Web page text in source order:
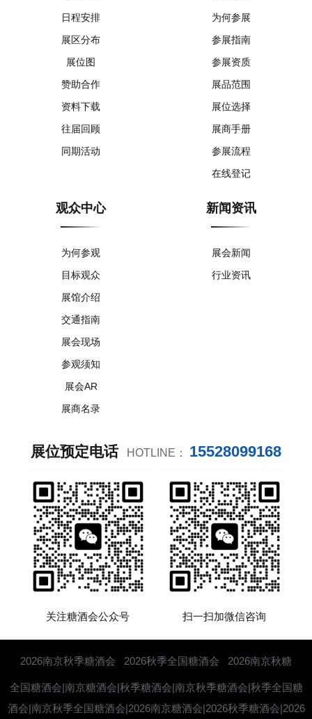
日程安排
展区分布
展位图
赞助合作
资料下载
往届回顾
同期活动
为何参展
参展指南
参展资质
展品范围
展位选择
展商手册
参展流程
在线登记
观众中心
为何参观
目标观众
展馆介绍
交通指南
展会现场
参观须知
展会AR
展商名录
新闻资讯
展会新闻
行业资讯
展位预定电话 HOTLINE： 15528099168
关注糖酒会公众号 扫一扫加微信咨询
2026南京秋季糖酒会 2026秋季全国糖酒会 2026南京秋糖
全国糖酒会|南京糖酒会|秋季糖酒会|南京秋季糖酒会|秋季全国糖
酒会|南京秋季全国糖酒会|2026南京糖酒会|2026秋季糖酒会|2026